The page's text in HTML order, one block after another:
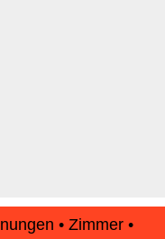
• Zimmer •